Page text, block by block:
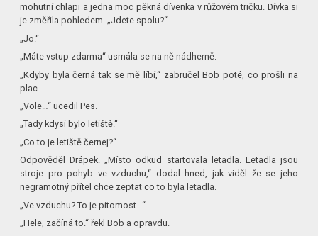
mohutní chlapi a jedna moc pěkná dívenka v růžovém tričku. Dívka si
je změřila pohledem. „Jdete spolu?“
„Jo.“
„Máte vstup zdarma“ usmála se na ně nádherně.
„Kdyby byla černá tak se mě líbí,“ zabručel Bob poté, co prošli na
plac.
„Vole…“ ucedil Pes.
„Tady kdysi bylo letiště.“
„Co to je letiště černej?“
Odpověděl Drápek. „Místo odkud startovala letadla. Letadla jsou
stroje pro pohyb ve vzduchu,“ dodal hned, jak viděl že se jeho
negramotný přítel chce zeptat co to byla letadla.
„Ve vzduchu? To je pitomost…“
„Hele, začíná to.“ řekl Bob a opravdu.